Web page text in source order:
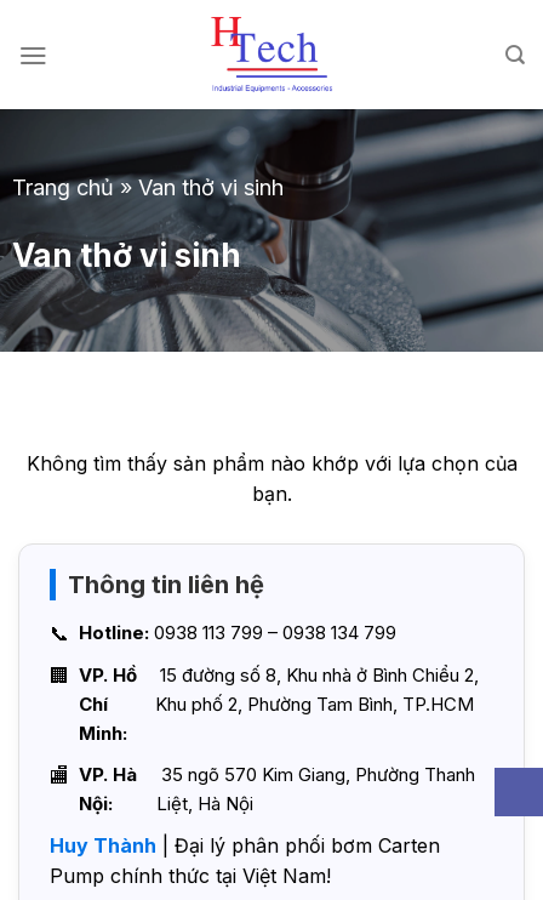
đến
dung
Trang chủ»Van thở vi sinh
Van thở vi sinh
Không tìm thấy sản phẩm nào khớp với lựa chọn của
bạn.
Thông tin liên hệ
Hotline: 0938 113 799 – 0938 134 799
VP. Hồ
Chí
Minh:
15 đường số 8, Khu nhà ở Bình Chiểu 2,
Khu phố 2, Phường Tam Bình, TP.HCM
VP. Hà
Nội:
35 ngõ 570 Kim Giang, Phường Thanh
Liệt, Hà Nội
Huy Thành | Đại lý phân phối bơm Carten
Pump chính thức tại Việt Nam!